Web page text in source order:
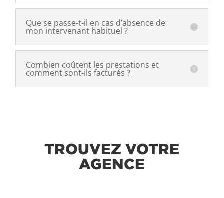
Que se passe-t-il en cas d’absence de
mon intervenant habituel ?
Combien coûtent les prestations et
comment sont-ils facturés ?
TROUVEZ VOTRE
AGENCE